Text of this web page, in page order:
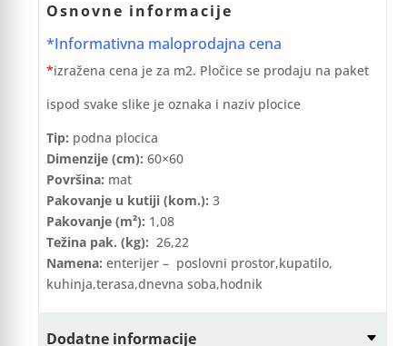
Osnovne informacije
*Informativna maloprodajna cena
*izražena cena je za m2. Pločice se prodaju na paket
ispod svake slike je oznaka i naziv plocice
Tip: podna plocica
Dimenzije (cm): 60×60
Površina: mat
Pakovanje u kutiji (kom.): 3
Pakovanje (m²): 1,08
Težina pak. (kg): 26,22
Namena: enterijer – poslovni prostor,kupatilo,
kuhinja,terasa,dnevna soba,hodnik
Dodatne informacije